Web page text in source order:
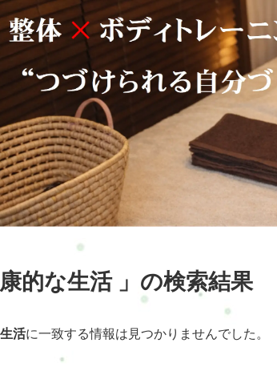
康的な生活 」の検索結果
活に一致する情報は見つかりませんでした。